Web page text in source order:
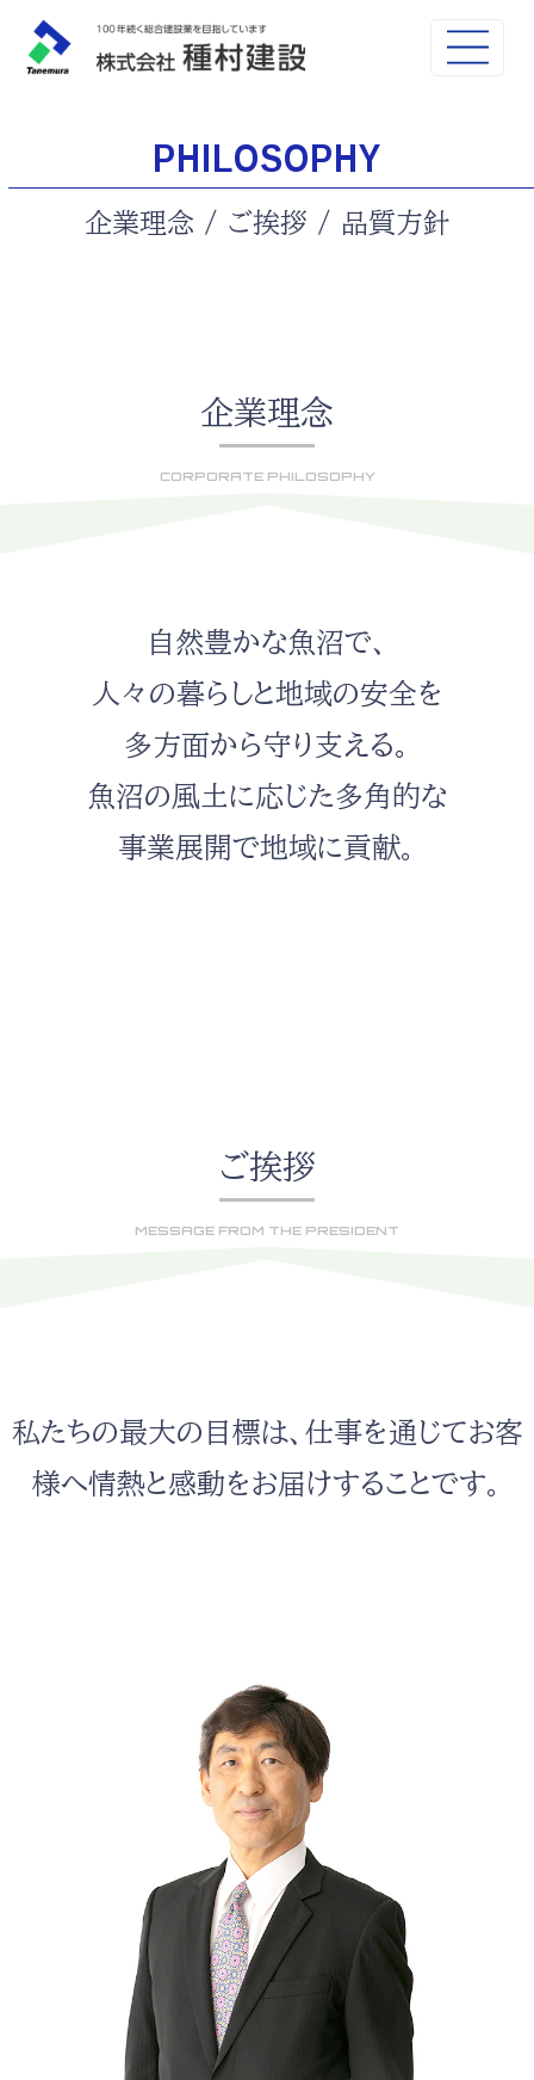
PHILOSOPHY
CORPORATE
企業理念 / ご挨拶 / 品質方針
企業理念
CORPORATE PHILOSOPHY
自然豊かな魚沼で、
人々の暮らしと地域の安全を
多方面から守り支える。
魚沼の風土に応じた多角的な
事業展開で地域に貢献。
ご挨拶
MESSAGE FROM THE PRESIDENT
私たちの最大の目標は、仕事を通じてお客
様へ情熱と感動をお届けすることです。